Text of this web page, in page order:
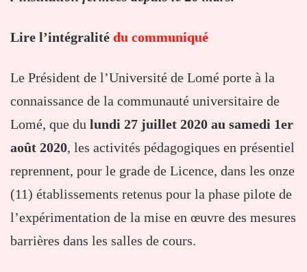
Lire l’intégralité du communiqué
Le Président de l’Université de Lomé porte à la
connaissance de la communauté universitaire de
Lomé, que du lundi 27 juillet 2020 au samedi 1er
août 2020, les activités pédagogiques en présentiel
reprennent, pour le grade de Licence, dans les onze
(11) établissements retenus pour la phase pilote de
l’expérimentation de la mise en œuvre des mesures
barrières dans les salles de cours.